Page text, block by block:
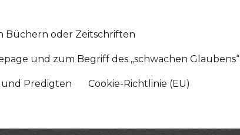
Büchern oder Zeitschriften
und zum Begriff des „schwachen Glaubens“
und Predigten Cookie-Richtlinie (EU)